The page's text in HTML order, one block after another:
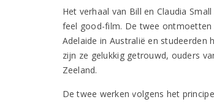
Het verhaal van Bill en Claudia
feel good-film. De twee
Adelaide in Australië en studeerden
zijn ze gelukkig getrouwd, ouders
Zeeland.
De twee werken volgens het